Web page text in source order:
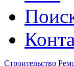
Строительство